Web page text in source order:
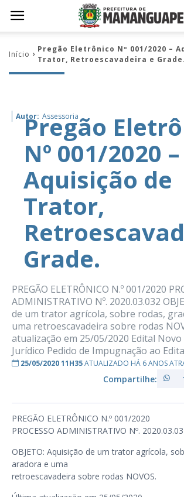
Início
Pregão Eletrônico Nº 001/2020 –
Trator, Retroescavadeira e Grade.
Autor: Assessoria
Pregão
Nº 001/2020 –
Aquisição de
Trator,
Grade.
PREGÃO ELETRÔNICO N.º 001/2020
ADMINISTRATIVO Nº. 2020.03.032
de um trator agrícola, sobre rodas,
uma retroescavadeira sobre rodas
atualização em 25/05/2020 Edital
Jurídico Pedido de Impugnação ao
25/05/2020 11H35ATUALIZADO HÁ 6 ANOS
Compartilhe:
PREGÃO ELETRÔNICO N.º 001/2020
PROCESSO ADMINISTRATIVO Nº.
OBJETO: Aquisição de um trator agrícola,
aradora e uma
retroescavadeira sobre rodas NOVOS.